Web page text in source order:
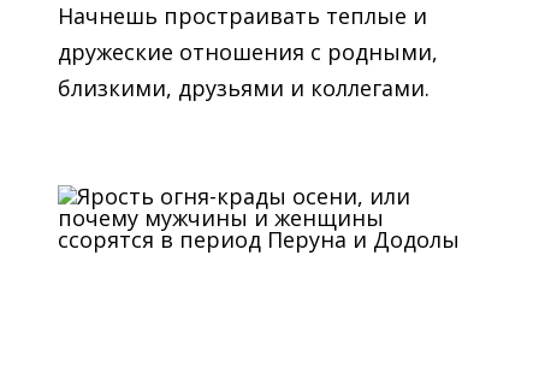
Начнешь простраивать теплые и
дружеские отношения с родными,
близкими, друзьями и коллегами.